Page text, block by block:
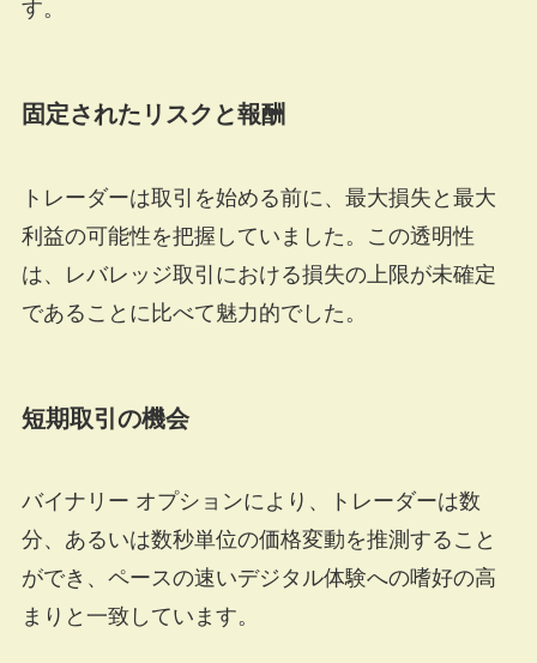
す。
固定されたリスクと報酬
トレーダーは取引を始める前に、最大損失と最大
利益の可能性を把握していました。この透明性
は、レバレッジ取引における損失の上限が未確定
であることに比べて魅力的でした。
短期取引の機会
バイナリー オプションにより、トレーダーは数
分、あるいは数秒単位の価格変動を推測すること
ができ、ペースの速いデジタル体験への嗜好の高
まりと一致しています。